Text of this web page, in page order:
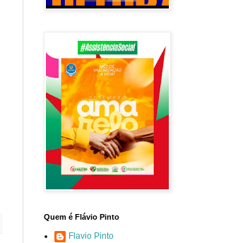
Quem é Flávio Pinto
Flavio Pinto